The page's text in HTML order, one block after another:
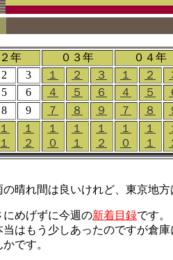
年 ０３年
０４年
2 3 １ ２ ３ １ ２
5 6 ４ ５ ６ ４ ５
8 9 ７ ８ ９ ７ ８
１
１
１
２
１
０
１
１
１
２
１
０
１
１
晴れ間は良いけれど、東京地方
めげずに今週の新着目録です
当はもう少しあったのですが倉
です。